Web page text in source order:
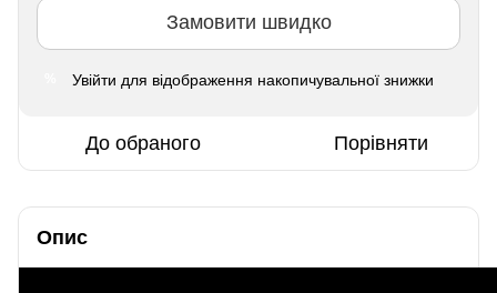
Замовити швидко
Увійти для відображення накопичувальної знижки
До обраного Порівняти
Опис